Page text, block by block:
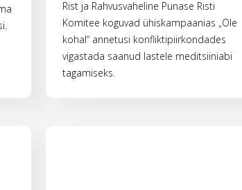
Rist ja Rahvusvaheline Punase Risti
Komitee koguvad ühiskampaanias „Ole
kohal“ annetusi konfliktipiirkondades
vigastada saanud lastele meditsiiniabi
tagamiseks.